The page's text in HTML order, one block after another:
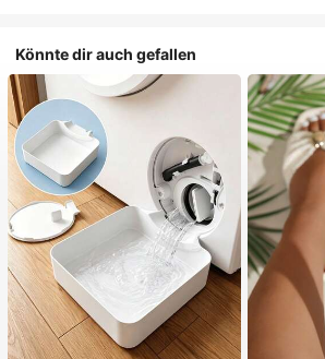
Könnte dir auch gefallen